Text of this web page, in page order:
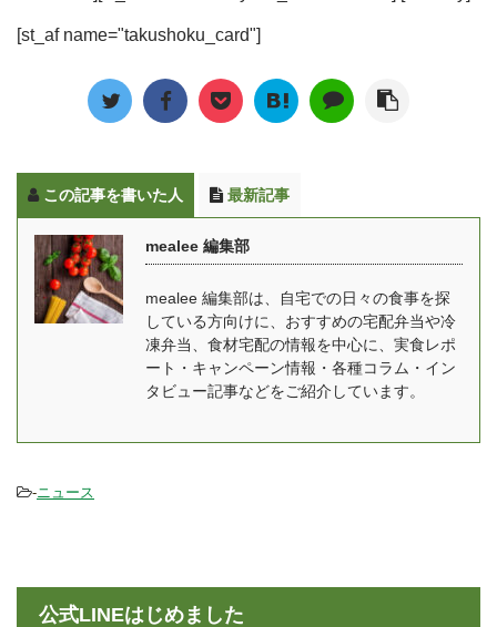
1964年に始めて輸入、販
「西洋風お好み焼き」と
いう言い方もされていま
マッスルデリの口コミ・
評判や、実際に筋トレに
忙しい主婦だけでなく、
を省きたい人たちからも
人気になっています。 こ
の気になる口コミ・評判
や、おかずの評価、使い
勝手に関する疑問につい
ても答えていきます。
mealee編集部で実際にわ
んまいるを注文して食べ
たときの料理の写真や、
味の感想を詳しくお伝え
します。 [toc] わんまいる
いる ...
ですぐに届けてくれるサ
ービスとなっています。
は、管理栄養士が監修し
の時に仕入れた旬の食材
を使って食事を作るた
め、同じメニューは二度
とないと言われていま
全国の旬の食材を味わえ
[st_af name="takushoku_card"]
この記事を書いた人 最新記事
mealee 編集部
mealee 編集部は、自宅での日々の食事を探
している方向けに、おすすめの宅配弁当や冷
凍弁当、食材宅配の情報を中心に、実食レポ
ート・キャンペーン情報・各種コラム・イン
タビュー記事などをご紹介しています。
-ニュース
公式LINEはじめました